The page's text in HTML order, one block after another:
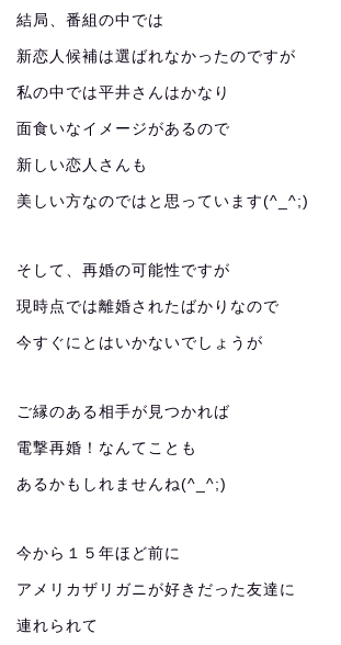
結局、番組の中では
新恋人候補は選ばれなかったのですが
私の中では平井さんはかなり
面食いなイメージがあるので
新しい恋人さんも
美しい方なのではと思っています(^_^;)
そして、再婚の可能性ですが
現時点では離婚されたばかりなので
今すぐにとはいかないでしょうが
ご縁のある相手が見つかれば
電撃再婚！なんてことも
あるかもしれませんね(^_^;)
今から１５年ほど前に
アメリカザリガニが好きだった友達に
連れられて